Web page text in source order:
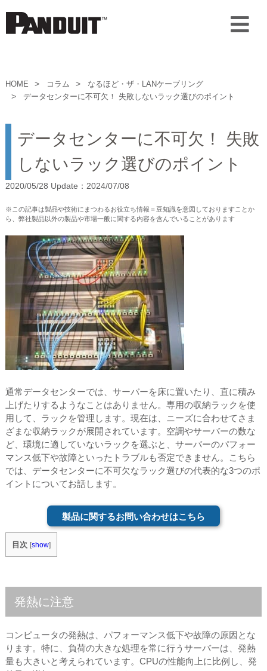
HOME コラム
なるほど・ザ・LANケーブリング
データセンターに不可欠！ 失敗しないラック選びのポイント
データセンターに不可欠！ 失敗
しないラック選びのポイント
2020/05/28 Update：2024/07/08
※この記事は製品や技術にまつわるお役立ち情報＝豆知識を意図しておりますことか
ら、弊社製品以外の製品や市場一般に関する内容を含んでいることがあります
通常データセンターでは、サーバーを床に置いたり、直に積み
上げたりするようなことはありません。専用の収納ラックを使
用して、ラックを管理します。現在は、ニーズに合わせてさま
ざまな収納ラックが展開されています。空調やサーバーの数な
ど、環境に適していないラックを選ぶと、サーバーのパフォー
マンス低下や故障といったトラブルも否定できません。こちら
では、データセンターに不可欠なラック選びの代表的な3つのポ
イントについてお話します。
製品に関するお問い合わせはこちら
目次 [show]
発熱に注意
コンピュータの発熱は、パフォーマンス低下や故障の原因とな
ります。特に、負荷の大きな処理を常に行うサーバーは、発熱
量も大きいと考えられています。CPUの性能向上に比例し、発